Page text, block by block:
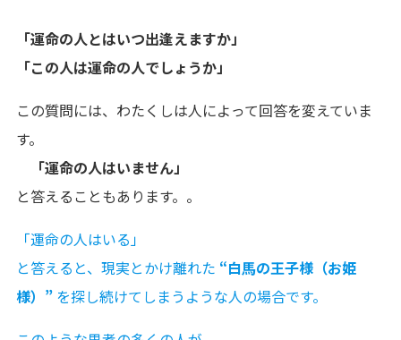
「運命の人とはいつ出逢えますか」
「この人は運命の人でしょうか」
この質問には、わたくしは人によって回答を変えていま
す。
「運命の人はいません」
と答えることもあります。。
「運命の人はいる」
と答えると、現実とかけ離れた “白馬の王子様（お姫
様）” を探し続けてしまうような人の場合です。